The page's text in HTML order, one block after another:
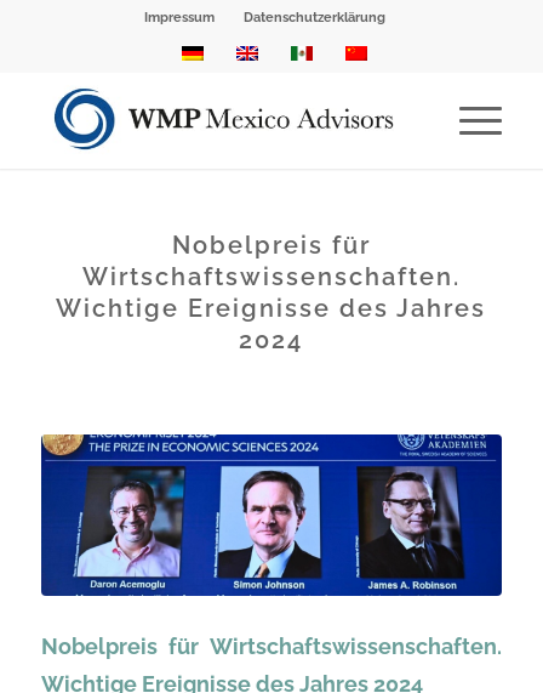
Impressum Datenschutzerklärung
Nobelpreis für
Wirtschaftswissenschaften.
Wichtige Ereignisse des Jahres
2024
Nobelpreis für Wirtschaftswissenschaften.
Wichtige Ereignisse des Jahres 2024